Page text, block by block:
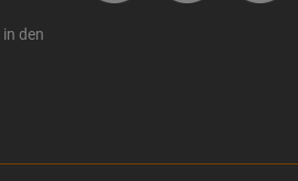
den